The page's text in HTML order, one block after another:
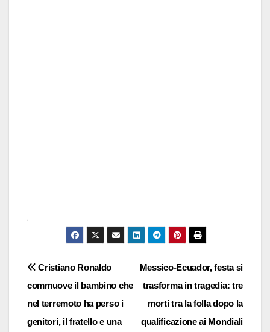
b
e
d
I
Navigazione
articoli
Messico-Ecuador, festa si
trasforma in tragedia: tre
morti tra la folla dopo la
qualificazione ai Mondiali
Cristiano Ronaldo
commuove il bambino che
nel terremoto ha perso i
genitori, il fratello e una